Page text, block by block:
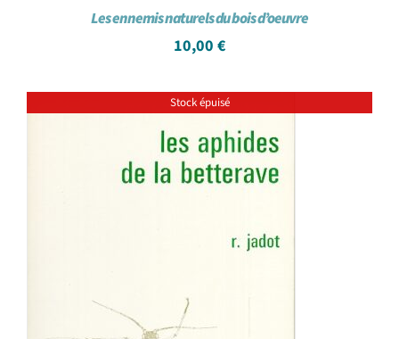
Les ennemis naturels du bois d’oeuvre
10,00 €
Stock épuisé